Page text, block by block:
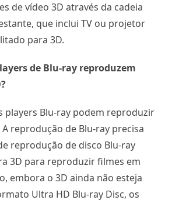
de vídeo 3D através da cadeia
que inclui TV ou projetor
para 3D.
de Blu-ray reproduzem
players Blu-ray podem reproduzir
reprodução de Blu-ray precisa
reprodução de disco Blu-ray
3D para reproduzir filmes em
embora o 3D ainda não esteja
Ultra HD Blu-ray Disc, os